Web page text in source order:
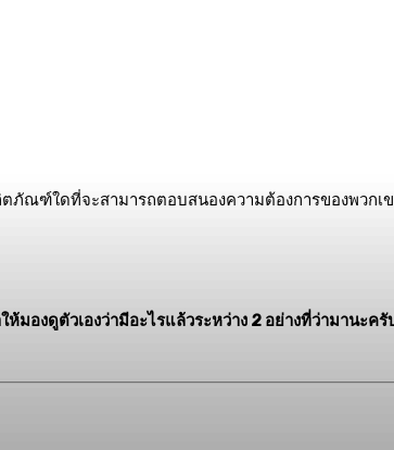
ภัณฑ์ใดที่จะสามารถตอบสนองความต้องการของพวกเ
องดูตัวเองว่ามีอะไรแล้วระหว่าง 2 อย่างที่ว่ามานะ